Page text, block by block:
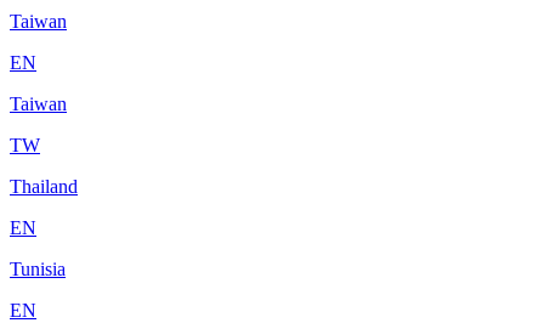
Taiwan
EN
Taiwan
TW
Thailand
EN
Tunisia
EN